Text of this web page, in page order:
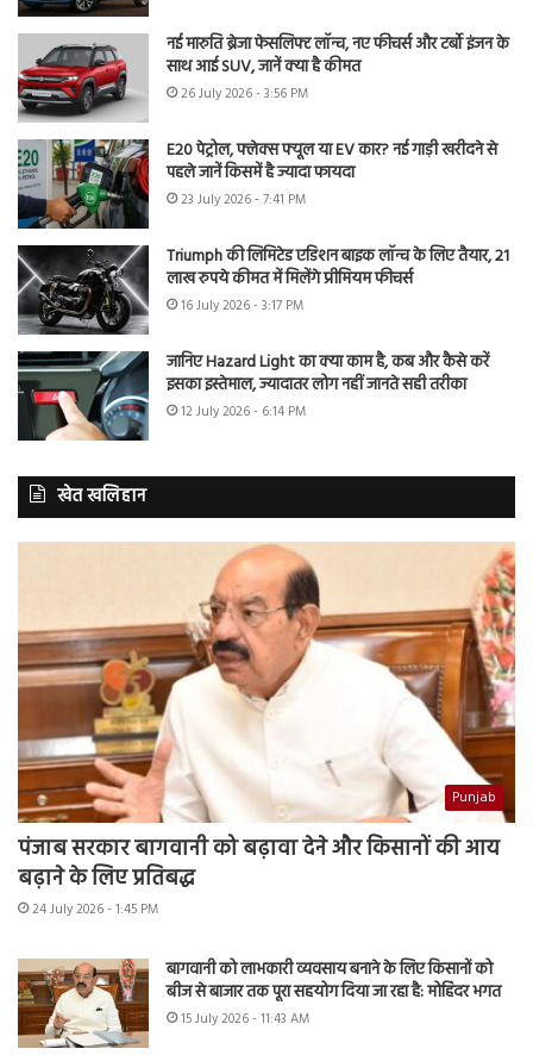
नई मारुति ब्रेजा फेसलिफ्ट लॉन्च, नए फीचर्स और टर्बो इंजन के
साथ आई SUV, जानें क्या है कीमत
26 July 2026 - 3:56 PM
E20 पेट्रोल, फ्लेक्स फ्यूल या EV कार? नई गाड़ी खरीदने से
पहले जानें किसमें है ज्यादा फायदा
23 July 2026 - 7:41 PM
Triumph की लिमिटेड एडिशन बाइक लॉन्च के लिए तैयार, 21
लाख रुपये कीमत में मिलेंगे प्रीमियम फीचर्स
16 July 2026 - 3:17 PM
जानिए Hazard Light का क्या काम है, कब और कैसे करें
इसका इस्तेमाल, ज्यादातर लोग नहीं जानते सही तरीका
12 July 2026 - 6:14 PM
खेत खलिहान
Punjab
पंजाब सरकार बागवानी को बढ़ावा देने और किसानों की आय
बढ़ाने के लिए प्रतिबद्ध
24 July 2026 - 1:45 PM
बागवानी को लाभकारी व्यवसाय बनाने के लिए किसानों को
बीज से बाजार तक पूरा सहयोग दिया जा रहा है: मोहिंदर भगत
15 July 2026 - 11:43 AM